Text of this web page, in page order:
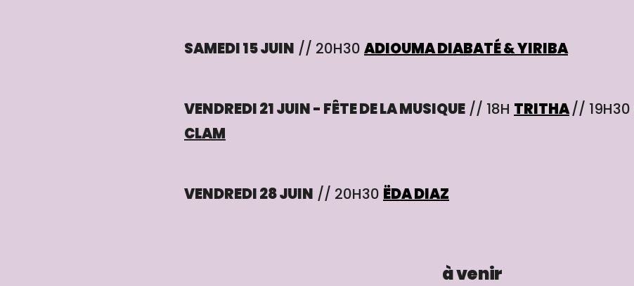
SAMEDI 15 JUIN // 20H30 ADIOUMA DIABATÉ & YIRIBA
VENDREDI 21 JUIN - FÊTE DE LA MUSIQUE // 18H TRITHA// 19H30
CLAM
VENDREDI 28 JUIN // 20H30 ËDA DIAZ
à venir